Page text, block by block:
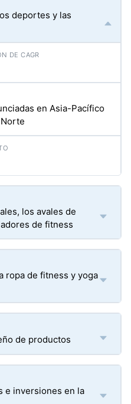
deportes y las
en Asia-Pacífico
los avales de
de fitness
ropa de fitness y yoga
de productos
e inversiones en la